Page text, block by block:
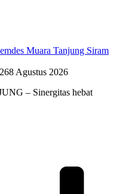
Muara Tanjung Siram
8 Agustus 2026
– Sinergitas hebat